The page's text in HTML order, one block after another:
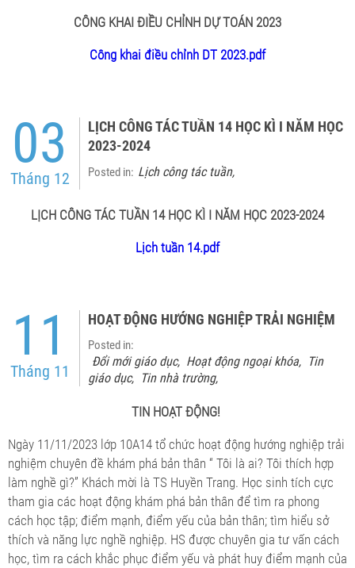
CÔNG KHAI ĐIỀU CHỈNH DỰ TOÁN 2023
Công khai điều chỉnh DT 2023.pdf
03
Tháng 12
LỊCH CÔNG TÁC TUẦN 14 HỌC KÌ I NĂM HỌC
2023-2024
Posted in: Lịch công tác tuần,
LỊCH CÔNG TÁC TUẦN 14 HỌC KÌ I NĂM HỌC 2023-2024
Lịch tuần 14.pdf
11
Tháng 11
HOẠT ĐỘNG HƯỚNG NGHIỆP TRẢI NGHIỆM
Posted in:
Đổi mới giáo dục, Hoạt động ngoại khóa,
Tin
giáo dục, Tin nhà trường,
TIN HOẠT ĐỘNG!
Ngày 11/11/2023 lớp 10A14 tổ chức hoạt động hướng nghiệp trải
nghiệm chuyên đề khám phá bản thân “ Tôi là ai? Tôi thích hợp
làm nghề gì?” Khách mời là TS Huyền Trang. Học sinh tích cực
tham gia các hoạt động khám phá bản thân để tìm ra phong
cách học tập; điểm mạnh, điểm yếu của bản thân; tìm hiểu sở
thích và năng lực nghề nghiệp. HS được chuyên gia tư vấn cách
học, tìm ra cách khắc phục điểm yếu và phát huy điểm mạnh của